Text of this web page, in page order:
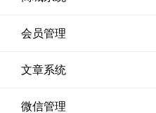
会员管理
文章系统
微信管理